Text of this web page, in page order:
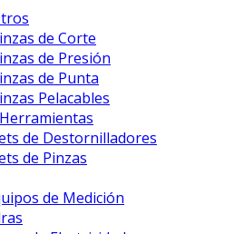
de Corte
de Presión
de Punta
Pelacables
de Destornilladores
de Pinzas
de Medición